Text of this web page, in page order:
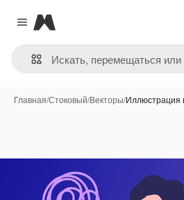
Close menu
Magnific
Главная/Стоковый/Векторы/Иллюстрация